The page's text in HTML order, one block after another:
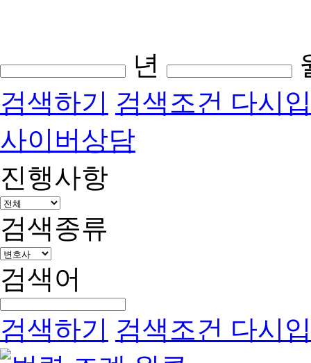
년
검색하기 검색조건 다시
사이버상담
진행사항
검색종류
검색어
검색하기 검색조건 다시